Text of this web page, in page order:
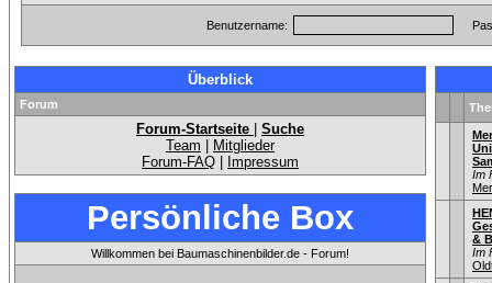
Benutzername:
Überblick
Forum
Forum-Startseite
Suche
Team
Mitglieder
Forum-FAQ
Impressum
Persönliche Box
Willkommen bei Baumaschinenbilder.de - Forum!
Im
&
Im